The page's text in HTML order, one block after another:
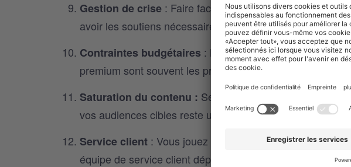
Gestion de crise : Faire face à des crises ou à des
avoir les soutiens nécessaires peut s'avérer très difficile.
Contraintes budgétaires : Les budgets alloués aux
premium sont souvent les premiers à être réduits.
Saturation du contenu : Se démarquer dans un
vos audiences cibles reste un défi constant.
Service client : Vous jouez un rôle essentiel dans la
équipe de service client dépend de votre expertise en